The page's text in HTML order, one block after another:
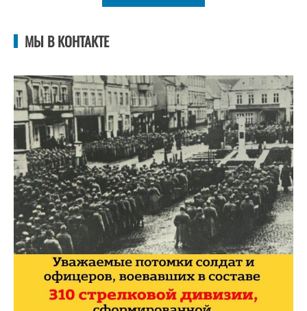
МЫ В КОНТАКТЕ